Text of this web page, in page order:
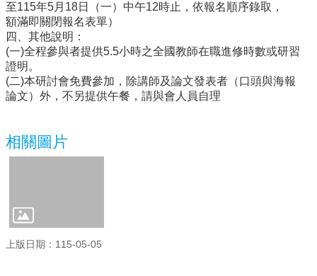
校
務
E
化
學
校
網
頁
相
關
辦
至115年5月18日（一）中午12時止，依報名順序錄取，
額滿即關閉報名表單）
四、其他說明：
(一)全程參與者提供5.5小時之全國教師在職進修時數或研習
證明。
(二)本研討會免費參加，除講師及論文發表者（口頭與海報
論文）外，不另提供午餐，請與會人員自理
相關圖片
上版日期：115-05-05